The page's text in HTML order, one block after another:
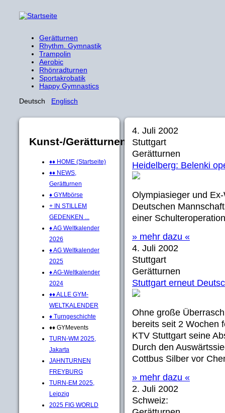
Gerätturnen
Rhythm. Gymnastik
Trampolin
Aerobic
Rhönradturnen
Sportakrobatik
Happy Gymnastics
Deutsch Englisch
Kunst-/Gerätturnen
♦♦ HOME (Startseite)
♦♦ NEWS,
Gerätturnen
♦ GYMbörse
+ IN STILLEM
GEDENKEN ...
♦ AG Weltkalender
2026
♦ AG Weltkalender
2025
♦ AG-Weltkalender
2024
♦♦ ALLE GYM-
WELTKALENDER
♦ Turngeschichte
♦♦ GYMevents
TURN-WM 2025,
Jakarta
JAHNTURNEN
FREYBURG
TURN-EM 2025,
Leipzig
2025 FIG WORLD
4. Juli 2002
Stuttgart
Gerätturnen
Heidelberg: Belenki
Olympiasieger und
Deutschen
einer
» mehr dazu «
4. Juli 2002
Stuttgart
Gerätturnen
Stuttgart erneut
Ohne große
bereits seit 2 Wochen
KTV Stuttgart seine
Durch den
Cottbus Silber vor
» mehr dazu «
2. Juli 2002
Schweiz: